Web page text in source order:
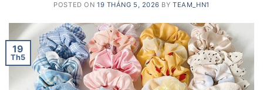
POSTED ON 19 THÁNG 5, 2026 BYTEAM_HN1
19
Th5